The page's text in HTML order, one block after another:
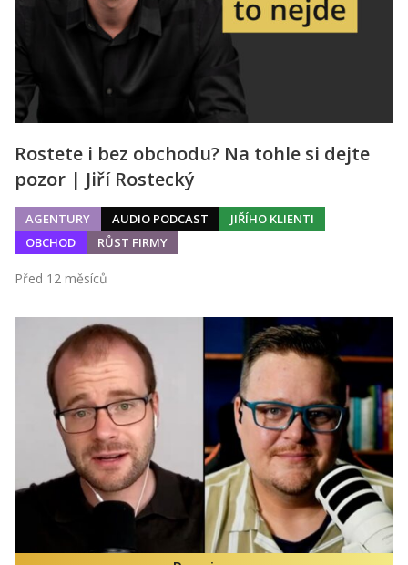
Rostete i bez obchodu? Na tohle si dejte
pozor | Jiří Rostecký
AGENTURY AUDIO PODCAST
JIŘÍHO KLIENTI
OBCHOD
RŮST FIRMY
Před 12 měsíců